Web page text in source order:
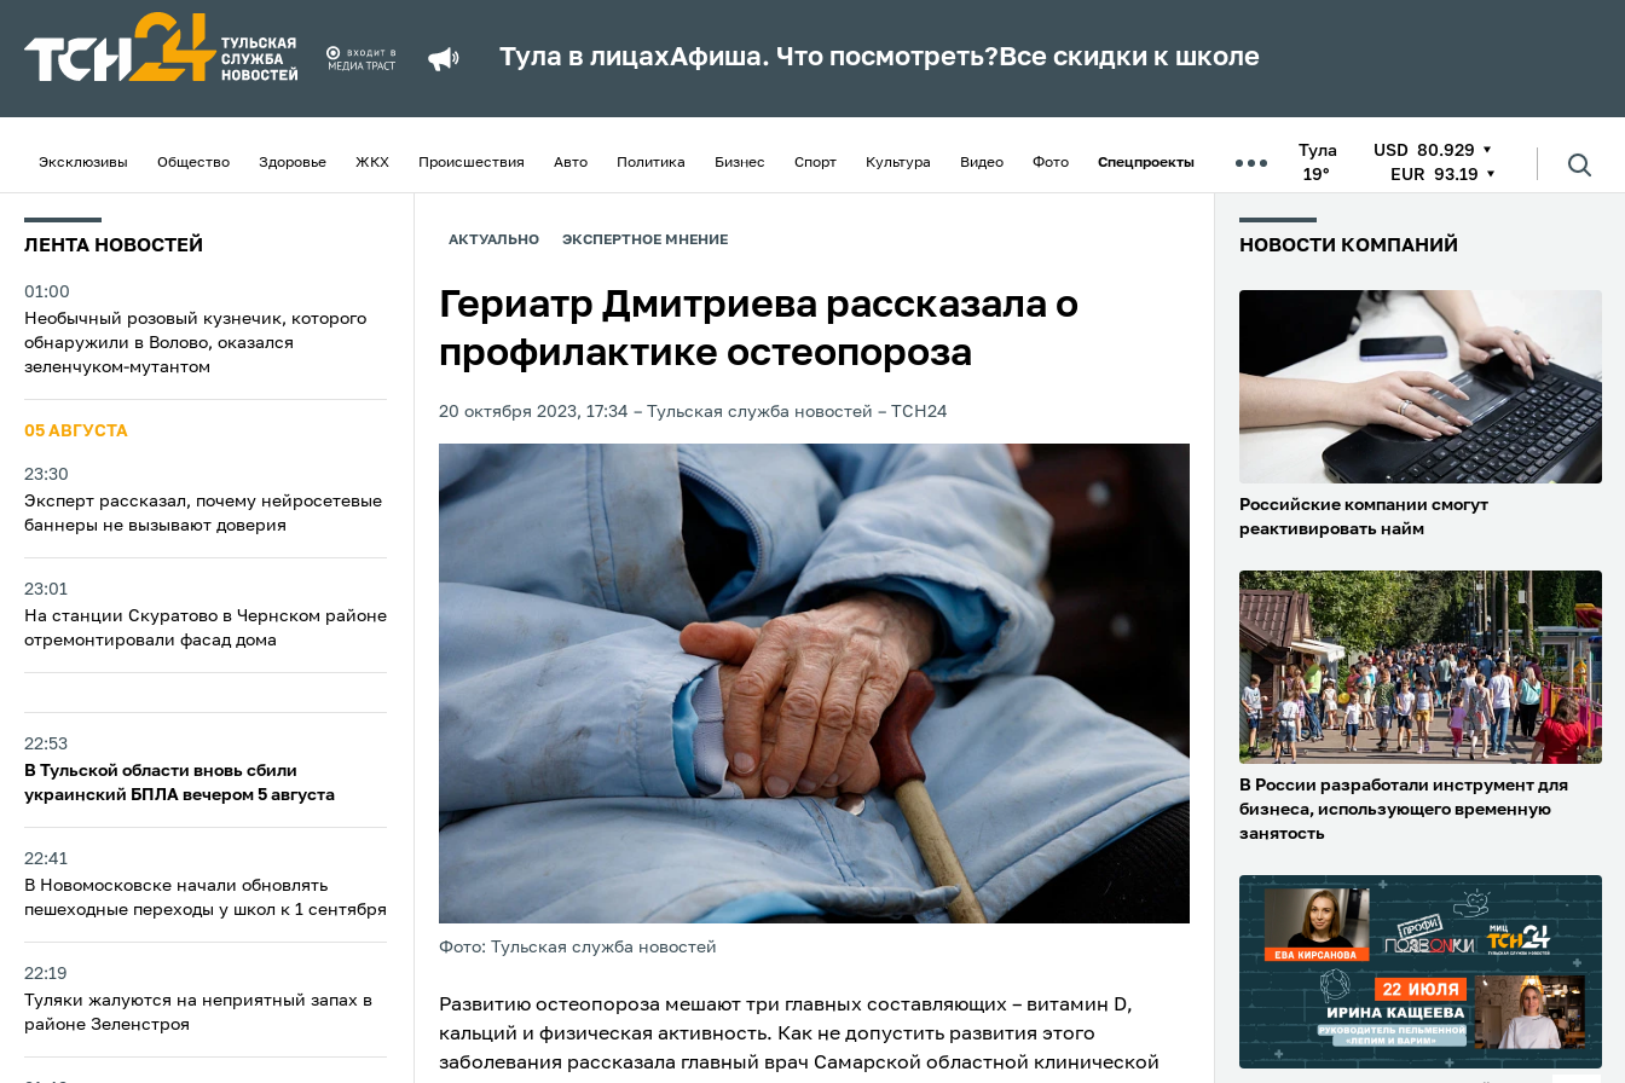
Тула в лицахАфиша. Что посмотреть? Все скидки к школе
Эксклюзивы Общество Здоровье ЖКХ Происшествия Авто Политика Бизнес Спорт Культура Видео Фото Спецпроекты
Тула
19°
USD 80.929
EUR 93.19
ЛЕНТА НОВОСТЕЙ
01:00
Необычный розовый кузнечик, которого
обнаружили в Волово, оказался
зеленчуком-мутантом
05 АВГУСТА
23:30
Эксперт рассказал, почему нейросетевые
баннеры не вызывают доверия
23:01
На станции Скуратово в Чернском районе
отремонтировали фасад дома
22:53
В Тульской области вновь сбили
украинский БПЛА вечером 5 августа
22:41
В Новомосковске начали обновлять
пешеходные переходы у школ к 1 сентября
22:19
Туляки жалуются на неприятный запах в
районе Зеленстроя
АКТУАЛЬНО ЭКСПЕРТНОЕ МНЕНИЕ
Гериатр Дмитриева рассказала о
профилактике остеопороза
20 октября 2023, 17:34 Тульская служба новостей ТСН24
Фото: Тульская служба новостей
Развитию остеопороза мешают три главных составляющих – витамин D,
кальций и физическая активность. Как не допустить развития этого
заболевания рассказала главный врач Самарской областной клинической
НОВОСТИ КОМПАНИЙ
Российские компании смогут
реактивировать найм
В России разработали инструмент для
бизнеса, использующего временную
занятость